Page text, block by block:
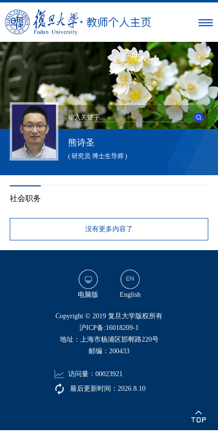
熊诗圣
( 研究员 博士生导师 )
社会职务
没有更多内容了
电脑版 English
​Copyright © 2019 复旦大学版权所有
沪ICP备:16018209-1
地址：上海市杨浦区邯郸路220号
邮编：200433
访问量： 00023921
最后更新时间： 2026 8 10